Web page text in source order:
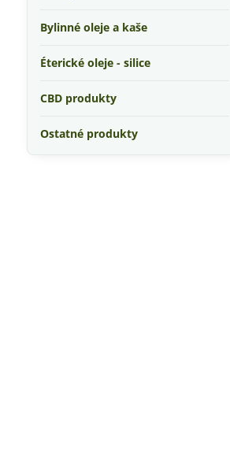
Bylinné oleje a kaše
Éterické oleje - silice
CBD produkty
Ostatné produkty